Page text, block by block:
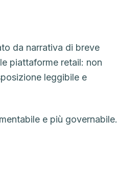
da narrativa di breve
piattaforme retail: non
leggibile e
e più governabile.